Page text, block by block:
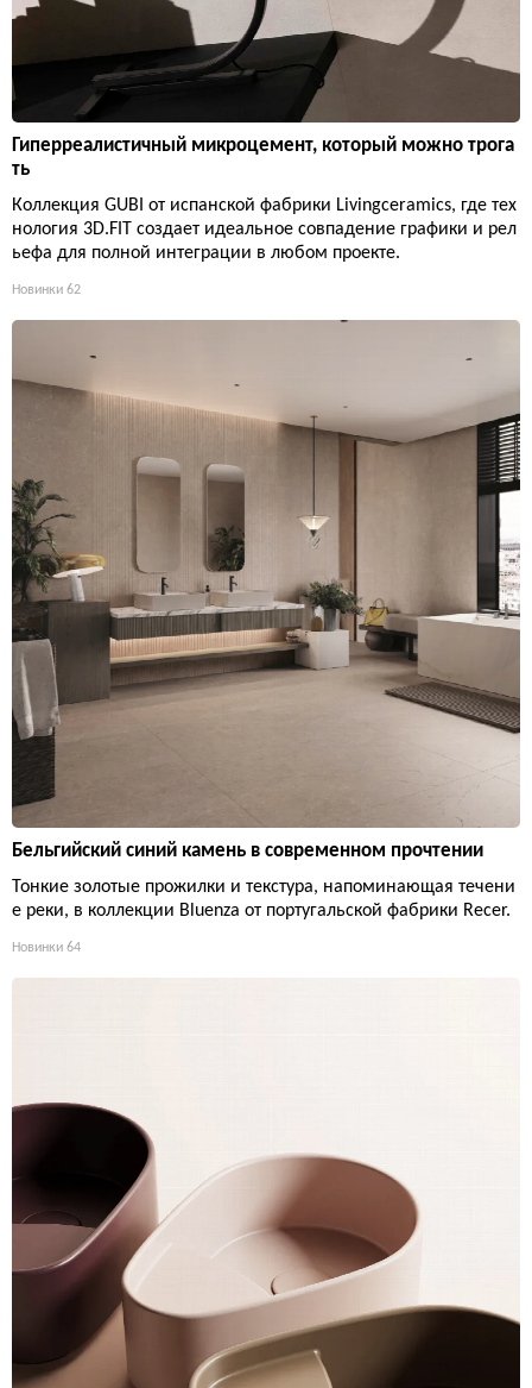
Гиперреалистичный микроцемент, который можно трога
ть
Коллекция GUBI от испанской фабрики Livingceramics, где тех
нология 3D.FIT создает идеальное совпадение графики и рел
ьефа для полной интеграции в любом проекте.
Новинки 62
Бельгийский синий камень в современном прочтении
Тонкие золотые прожилки и текстура, напоминающая течени
е реки, в коллекции Bluenza от португальской фабрики Recer.
Новинки 64